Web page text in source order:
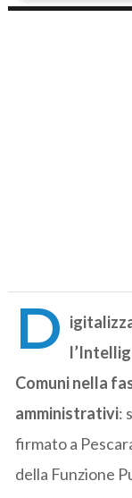
D
Comuni nella
amministrativi:
firmato a
della Funzione